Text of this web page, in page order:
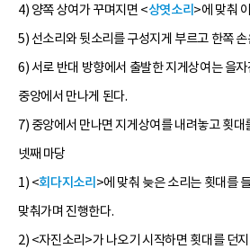
4) 양쪽 상여가 꾸며지면 <상엿소리 >에 맞춰
5) 선소리와 뒷소리를 구성지게 부르고 한쪽
6) 서로 반대 방향에서 출발한 지게상여는 을
중앙에서 만나게 된다.
7) 중앙에서 만나면 지게상여를 내려놓고 횟대
넷째 마당
1) <회다지소리 >에 맞춰 늦은 소리는 횟대를
맞춰가며 진행한다.
2) <자진소리>가 나오기 시작하면 횟대를 던